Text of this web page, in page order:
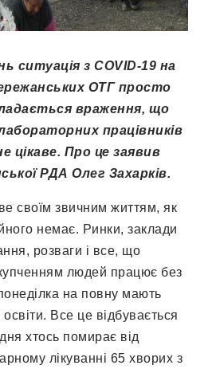
ситуація з COVID-19 на
ОТГ просто
враження, що
працівників
цікаве. Про це заявив
РДА Олег Захарків.
своїм звичним життям, як
немає. Ринки, заклади
розваги і все, що
людей працює без
на повну мають
Все це відбувається
хтось помирає від
лікуванні 65 хворих з